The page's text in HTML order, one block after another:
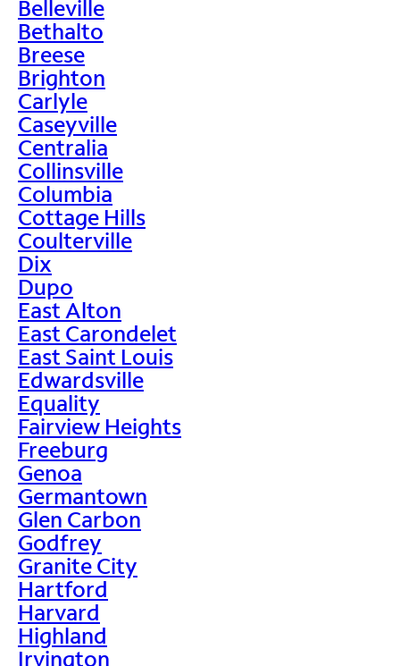
Belleville
Bethalto
Breese
Brighton
Carlyle
Caseyville
Centralia
Collinsville
Columbia
Cottage Hills
Coulterville
Dix
Dupo
East Alton
East Carondelet
East Saint Louis
Edwardsville
Equality
Fairview Heights
Freeburg
Genoa
Germantown
Glen Carbon
Godfrey
Granite City
Hartford
Harvard
Highland
Irvington